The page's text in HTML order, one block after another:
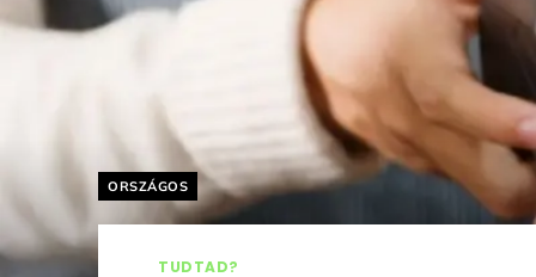
Helyszín címkék:
ORSZÁGOS
TUDTAD?